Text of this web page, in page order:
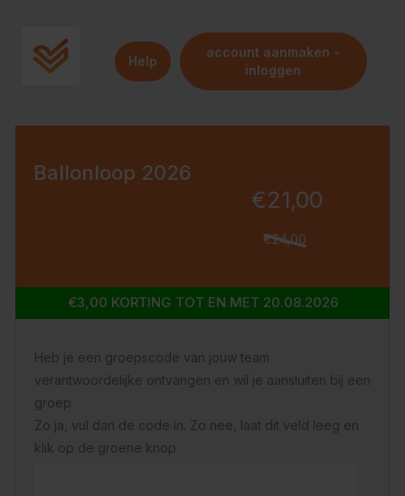
Help
account aanmaken -
inloggen
Ballonloop 2026
€21,00
€24,00
€3,00 KORTING TOT EN MET 20.08.2026
Heb je een groepscode van jouw team
verantwoordelijke ontvangen en wil je aansluiten bij een
groep
Zo ja, vul dan de code in. Zo nee, laat dit veld leeg en
klik op de groene knop